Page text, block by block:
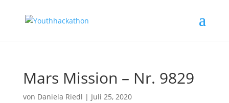
Mars Mission – Nr. 9829
von Daniela Riedl | Juli 25, 2020